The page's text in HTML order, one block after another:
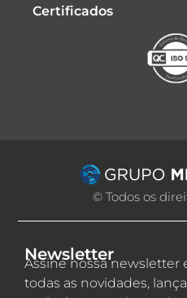
Certificados
© Todos os
Newsletter
Assine nossa newsletter
todas as novidades,